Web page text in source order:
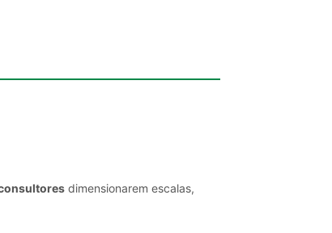
dimensionarem escalas,